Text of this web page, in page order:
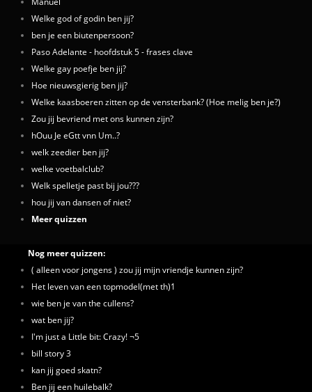
Welke god of godin ben jij?
ben je een biutenpersoon?
Paso Adelante - hoofdstuk 5 - frases clave
Welke gay poefje ben jij?
Hoe nieuwsgierig ben jij?
Welke kaasboeren zitten op de vensterbank? (Hoe melig ben je?)
Zou jij bevriend met ons kunnen zijn?
hOuu Je eGtt vnn Um..?
welk zeedier ben jij?
welke voetbalclub?
Welk spelletje past bij jou???
hou jij van dansen of niet?
Meer quizzen
Nog meer quizzen:
( alleen voor jongens ) zou jij mijn vriendje kunnen zijn?
Het leven van een topmodel(met th)1
wie ben je van the cullens?
wat ben jij?
I'm just a Little bit: Crazy! ¬5
bill story 3
kan jij goed skatn?
Ben jij een huilebalk?